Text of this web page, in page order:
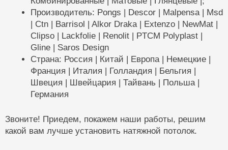
Производитель: Pongs | Descor | Malpensa | Msd
| Ctn | Barrisol | Alkor Draka | Extenzo | NewMat |
Clipso | Lackfolie | Renolit | PTCM Polyplast |
Gline | Saros Design
Страна: Россия | Китай | Европа | Немецкие |
Франция | Италия | Голландия | Бельгия |
Швеция | Швейцария | Тайвань | Польша |
Германия
Звоните! Приедем, покажем наши работы, решим
какой вам лучше установить натяжной потолок.